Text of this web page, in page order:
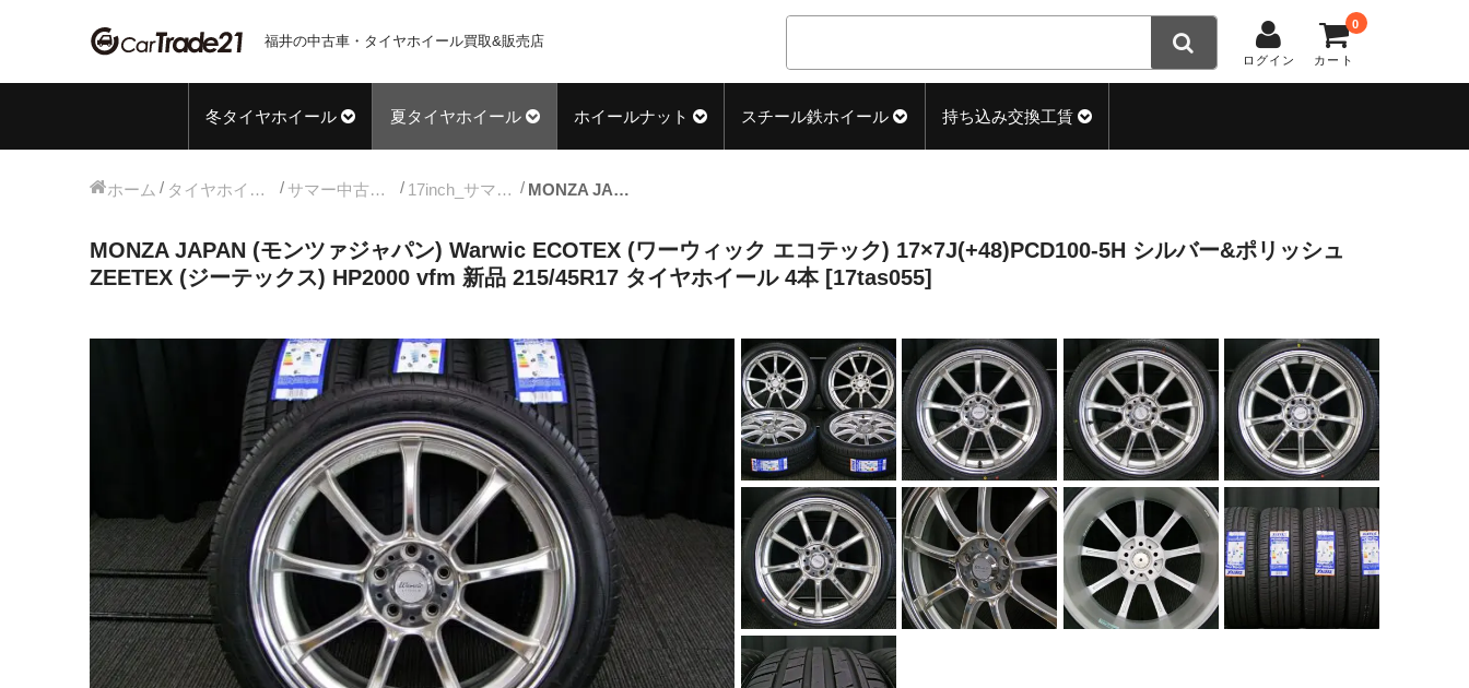
福井の中古車・タイヤホイール買取&販売店
ログイン カート
0
冬タイヤホイール 夏タイヤホイール ホイールナット スチール鉄ホイール 持ち込み交換工賃
ホーム タイヤホイールセット サマー中古タイヤホイール 17inch_サマー中古タイヤホイール MONZA JAPAN (モンツァジャパン) Warwic ECOTEX (ワーウィック エコテック) 17×7J(+48)PCD100-5H シルバー&ポリッシュ ZEETEX (ジーテックス) HP2000 vfm 新品 215/45R17 タイヤホイール 4本 [17tas055]
MONZA JAPAN (モンツァジャパン) Warwic ECOTEX (ワーウィック エコテック) 17×7J(+48)PCD100-5H シルバー&ポリッシュ
ZEETEX (ジーテックス) HP2000 vfm 新品 215/45R17 タイヤホイール 4本 [17tas055]